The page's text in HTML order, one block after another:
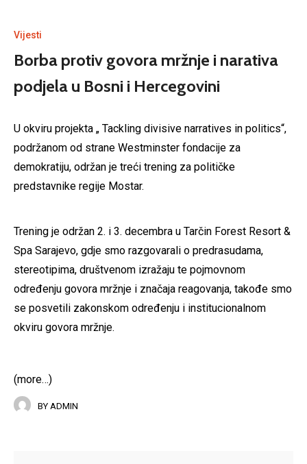
Vijesti
Borba protiv govora mržnje i narativa
podjela u Bosni i Hercegovini
U okviru projekta „ Tackling divisive narratives in politics“,
podržanom od strane Westminster fondacije za
demokratiju, održan je treći trening za političke
predstavnike regije Mostar.
Trening je održan 2. i 3. decembra u Tarčin Forest Resort &
Spa Sarajevo, gdje smo razgovarali o predrasudama,
stereotipima, društvenom izražaju te pojmovnom
određenju govora mržnje i značaja reagovanja, takođe smo
se posvetili zakonskom određenju i institucionalnom
okviru govora mržnje.
(more…)
BY ADMIN